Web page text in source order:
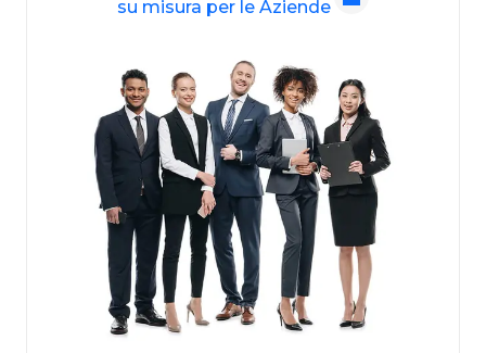
su misura per le Aziende